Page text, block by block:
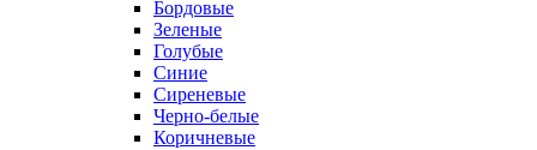
Бордовые
Зеленые
Голубые
Синие
Сиреневые
Черно-белые
Коричневые